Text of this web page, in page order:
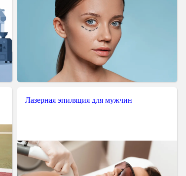
Лазерная эпиляция для мужчин